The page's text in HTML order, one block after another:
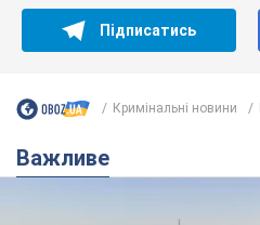
Підписатись
Кримінальні новини
Важливе